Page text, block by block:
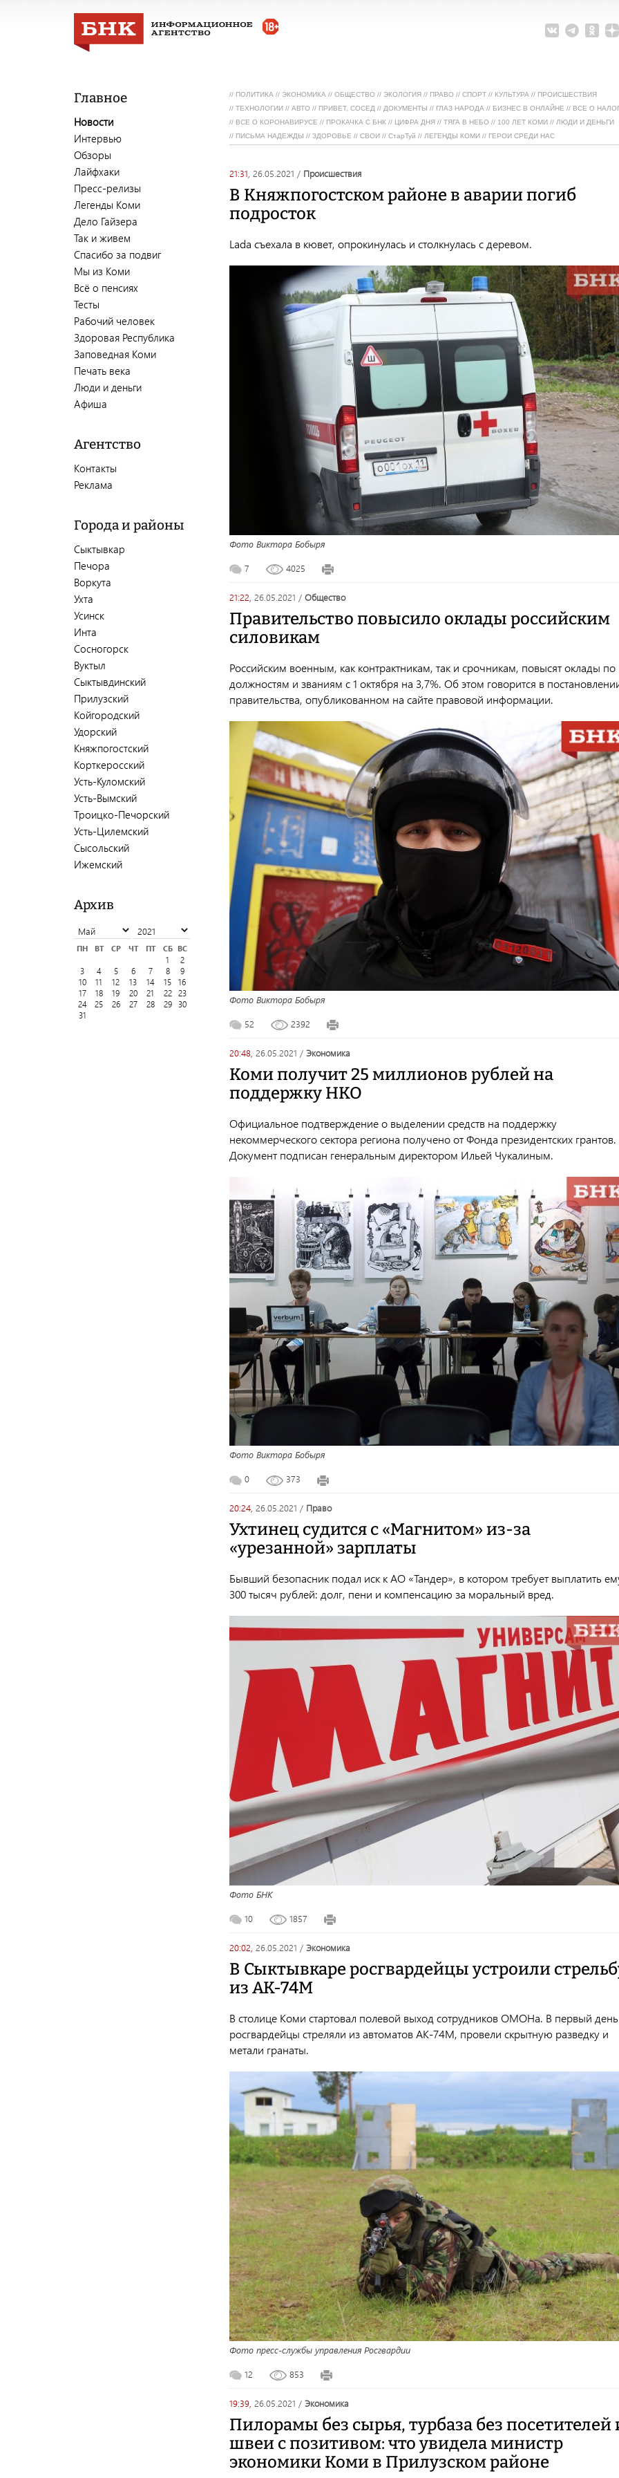
Главное
Новости
Интервью
Обзоры
Лайфхаки
Пресс-релизы
Легенды Коми
Дело Гайзера
Так и живем
Спасибо за подвиг
Мы из Коми
Всё о пенсиях
Тесты
Рабочий человек
Здоровая Республика
Заповедная Коми
Печать века
Люди и деньги
Афиша
Агентство
Контакты
Реклама
Города и районы
Сыктывкар
Печора
Воркута
Ухта
Усинск
Инта
Сосногорск
Вуктыл
Сыктывдинский
Прилузский
Койгородский
Удорский
Княжпогостский
Корткеросский
Усть-Куломский
Усть-Вымский
Троицко-Печорский
Усть-Цилемский
Сысольский
Ижемский
Архив
ПН ВТ СР ЧТ ПТ СБ ВС
1
2
3
4 5 6 7 8
9
10
11 12 13 14 15
16
17
18 19 20 21 22
23
24
25 26 27 28 29
30
31
// ПОЛИТИКА // ЭКОНОМИКА // ОБЩЕСТВО // ЭКОЛОГИЯ // ПРАВО // СПОРТ // КУЛЬТУРА // ПРОИСШЕСТВИЯ
// ТЕХНОЛОГИИ // АВТО // ПРИВЕТ, СОСЕД // ДОКУМЕНТЫ // ГЛАЗ НАРОДА // БИЗНЕС В ОНЛАЙНЕ // ВСЕ О
// ВСЕ О КОРОНАВИРУСЕ // ПРОКАЧКА С БНК // ЦИФРА ДНЯ // ТЯГА В НЕБО // 100 ЛЕТ КОМИ // ЛЮДИ И ДЕНЬГИ
// ПИСЬМА НАДЕЖДЫ // ЗДОРОВЬЕ // СВОИ // СтарТуй // ЛЕГЕНДЫ КОМИ // ГЕРОИ СРЕДИ НАС
21:31, 26.05.2021 / происшествия
В Княжпогостском районе в аварии погиб
подросток
Lada съехала в кювет, опрокинулась и столкнулась с деревом.
Фото Виктора Бобыря
7 4025
21:22, 26.05.2021 / общество
Правительство повысило оклады российским
силовикам
Российским военным, как контрактникам, так и срочникам, повысят оклады по
должностям и званиям с 1 октября на 3,7%. Об этом говорится в
правительства, опубликованном на сайте правовой информации.
Фото Виктора Бобыря
52 2392
20:48, 26.05.2021 / экономика
Коми получит 25 миллионов рублей на
поддержку НКО
Официальное подтверждение о выделении средств на поддержку
некоммерческого сектора региона получено от Фонда президентских грантов.
Документ подписан генеральным директором Ильей Чукалиным.
Фото Виктора Бобыря
0 373
20:24, 26.05.2021 / право
Ухтинец судится с «Магнитом» из-за
«урезанной» зарплаты
Бывший безопасник подал иск к АО «Тандер», в котором требует выплатить
300 тысяч рублей: долг, пени и компенсацию за моральный вред.
Фото БНК
10 1857
20:02, 26.05.2021 / экономика
В Сыктывкаре росгвардейцы устроили
из АК-74М
В столице Коми стартовал полевой выход сотрудников ОМОНа. В первый день
росгвардейцы стреляли из автоматов АК-74М, провели скрытную разведку и
метали гранаты.
Фото пресс-службы управления Росгвардии
12 853
19:39, 26.05.2021 / экономика
Пилорамы без сырья, турбаза без посетителей
швеи с позитивом: что увидела министр
экономики Коми в Прилузском районе